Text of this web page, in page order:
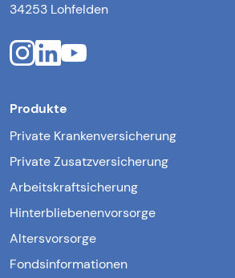
34253 Lohfelden
Produkte
Private Krankenversicherung
Private Zusatzversicherung
Arbeitskraftsicherung
Hinterbliebenenvorsorge
Altersvorsorge
Fondsinformationen